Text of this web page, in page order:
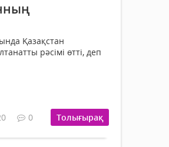
Қазақстан
рәсімі өтті, деп
0 Толығырақ